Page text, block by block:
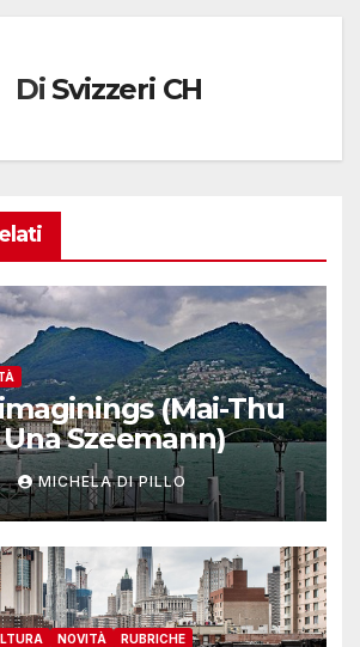
Di Svizzeri CH
(Mai-Thu
Szeemann)
MICHELA DI PILLO
NOVITÀ RUBRICHE